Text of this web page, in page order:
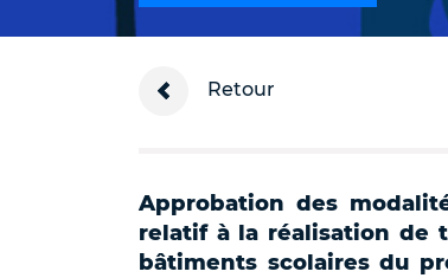
Retour
Approbation des
relatif à la réalisation de
bâtiments scolaires du